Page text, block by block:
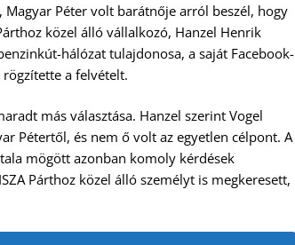
Péter volt barátnője arról beszél, hogy
közel álló vállalkozó, Hanzel Henrik
hálózat tulajdonosa, a saját Facebook-
a felvételt.
más választása. Hanzel szerint Vogel
Pétertől, és nem ő volt az egyetlen célpont. A
mögött azonban komoly kérdések
Párthoz közel álló személyt is megkeresett,